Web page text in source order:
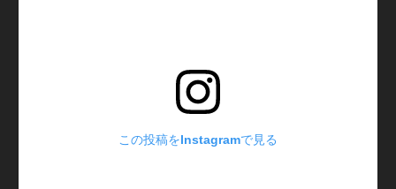
この投稿をInstagramで見る